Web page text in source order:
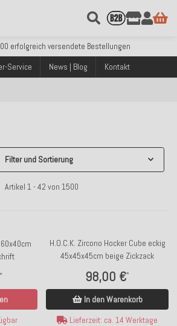
erfolgreich versendete Bestellungen
mit Klarna, PayPal & Amazon Pay
innerhalb Deutschlands ab 99€ Bestellwert
erfolgreich versendete Bestellungen
Service News | Blog Kontakt
Filter und Sortierung
Artikel 1 - 42 von 1500
*
H.O.C.K. Zircono Hocker Cube eckig
45x45x45cm beige Zickzack
98,00 €*
In den Warenkorb
Lieferzeit: ca. 14 Werktage